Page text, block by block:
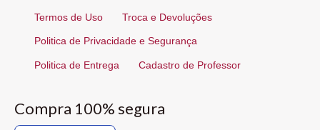
Termos de Uso Troca e Devoluções
Politica de Privacidade e Segurança
Politica de Entrega Cadastro de Professor
Compra 100% segura